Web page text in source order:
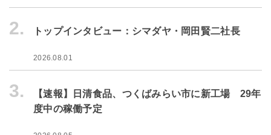
2. トップインタビュー：シマダヤ・岡田賢二社長
2026.08.01
3.
【速報】日清食品、つくばみらい市に新工場 29年
度中の稼働予定